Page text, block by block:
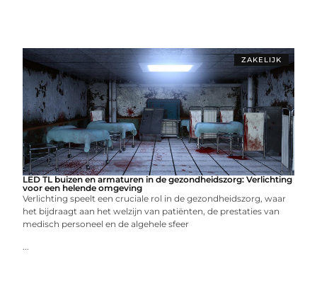
ZAKELIJK
LED TL buizen en armaturen in de gezondheidszorg: Verlichting
voor een helende omgeving
Verlichting speelt een cruciale rol in de gezondheidszorg, waar
het bijdraagt aan het welzijn van patiënten, de prestaties van
medisch personeel en de algehele sfeer
...